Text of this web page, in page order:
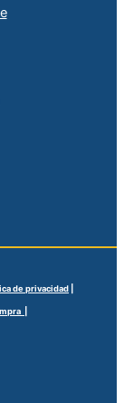
de privacidad
|